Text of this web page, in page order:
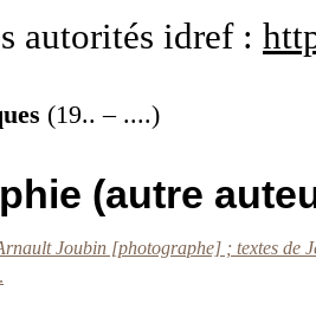
autorités idref :
(19.. – ....)
(autre
Joubin [photographe] ; textes de